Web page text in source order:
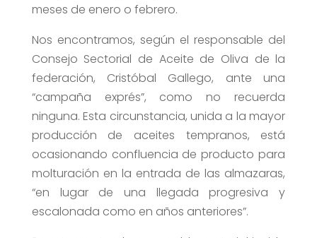
meses de enero o febrero.
Nos encontramos, según el responsable del
Consejo Sectorial de Aceite de Oliva de la
federación, Cristóbal Gallego, ante una
“campaña exprés”, como no recuerda
ninguna. Esta circunstancia, unida a la mayor
producción de aceites tempranos, está
ocasionando confluencia de producto para
molturación en la entrada de las almazaras,
“en lugar de una llegada progresiva y
escalonada como en años anteriores”.